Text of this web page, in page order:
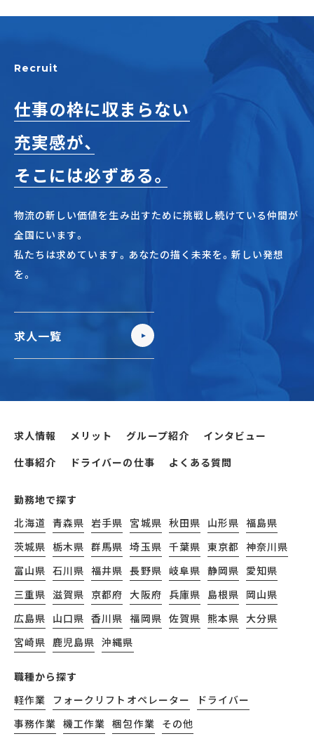
Recruit
仕事の枠に収まらない
充実感が、
そこには必ずある。
物流の新しい価値を生み出すために挑戦し続けている仲間が
全国にいます。
私たちは求めています。あなたの描く未来を。新しい発想
を。
求人一覧
求人情報 メリット グループ紹介
インタビュー
仕事紹介
ドライバーの仕事 よくある質問
勤務地で探す
北海道 青森県 岩手県 宮城県 秋田県 山形県 福島県
茨城県 栃木県 群馬県 埼玉県 千葉県 東京都 神奈川県
富山県 石川県 福井県 長野県 岐阜県 静岡県 愛知県
三重県 滋賀県 京都府 大阪府 兵庫県 島根県 岡山県
広島県 山口県 香川県 福岡県 佐賀県 熊本県 大分県
宮崎県 鹿児島県 沖縄県
職種から探す
軽作業
フォークリフトオペレーター
ドライバー
事務作業 機工作業 梱包作業 その他